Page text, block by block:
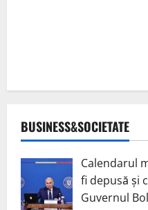
BUSINESS&SOCIETATE
Calendarul
fi depusă și
Guvernul